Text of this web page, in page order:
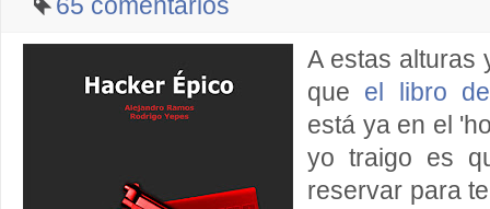
65 comentarios
A estas alturas
que el libro
está ya en el
yo traigo es
reservar para